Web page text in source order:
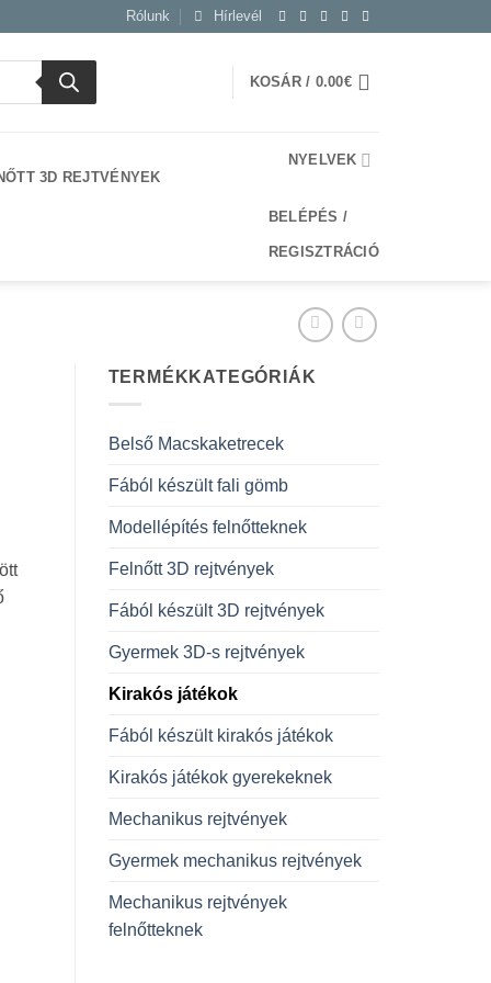
Rólunk Hírlevél
KOSÁR / 0.00€
3D REJTVÉNYEK
NYELVEK
BELÉPÉS /
REGISZTRÁCIÓ
TERMÉKKATEGÓRIÁK
Belső Macskaketrecek
Fából készült fali gömb
Modellépítés felnőtteknek
Felnőtt 3D rejtvények
Fából készült 3D rejtvények
Gyermek 3D-s rejtvények
Kirakós játékok
Fából készült kirakós játékok
Kirakós játékok gyerekeknek
Mechanikus rejtvények
Gyermek mechanikus rejtvények
Mechanikus rejtvények
felnőtteknek